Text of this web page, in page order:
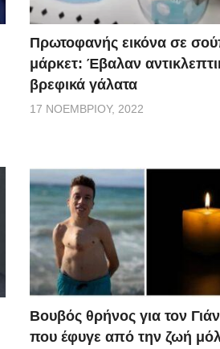
Πρωτοφανής εικόνα σε
μάρκετ: Έβαλαν
βρεφικά γάλατα
17 ΝΟΕΜΒΡΊΟΥ, 2022
Βουβός θρήνος για τον
που έφυγε από την ζωή